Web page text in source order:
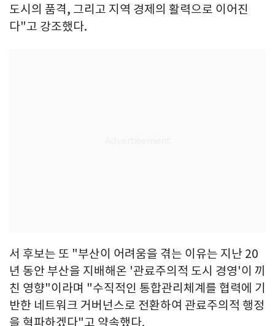
도시의 품격, 그리고 지역 경제의 활력으로 이어진
다"고 강조했다.
서 후보는 또 "부산이 어려움을 겪는 이유는 지난 20
년 동안 부산을 지배해온 '관료주의적 도시 경영'이 끼
친 영향"이라며 "수직적인 통합관리체계를 협력에 기
반한 네트워크 거버넌스로 전환하여 관료주의적 행정
을 혁파하겠다"고 약속했다.